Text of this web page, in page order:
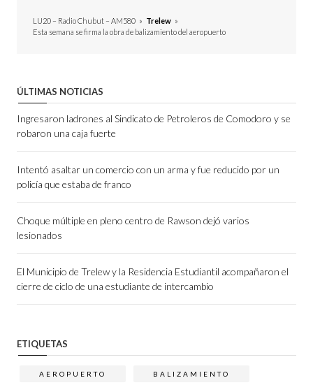
LU20 – Radio Chubut – AM580 » Trelew »
Esta semana se firma la obra de balizamiento del aeropuerto
ÚLTIMAS NOTICIAS
Ingresaron ladrones al Sindicato de Petroleros de Comodoro y se
robaron una caja fuerte
Intentó asaltar un comercio con un arma y fue reducido por un
policía que estaba de franco
Choque múltiple en pleno centro de Rawson dejó varios
lesionados
El Municipio de Trelew y la Residencia Estudiantil acompañaron el
cierre de ciclo de una estudiante de intercambio
ETIQUETAS
AEROPUERTO BALIZAMIENTO